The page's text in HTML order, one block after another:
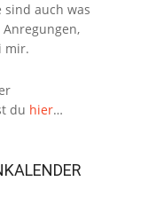
auch was
mir.
du hier…